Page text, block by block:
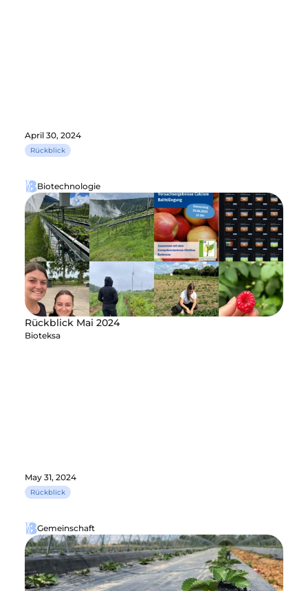
April 30, 2024
Rückblick
Biotechnologie
Rückblick Mai 2024
Bioteksa
May 31, 2024
Rückblick
Gemeinschaft